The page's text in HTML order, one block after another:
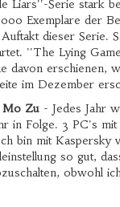
Liars''-Serie stark
Exemplare der
dieser Serie.
''The Lying
davon erschienen,
im Dezember
Mo Zu- Jedes Jahr
in Folge. 3 PC's
bin mit Kaspersky
so gut,
obwohl